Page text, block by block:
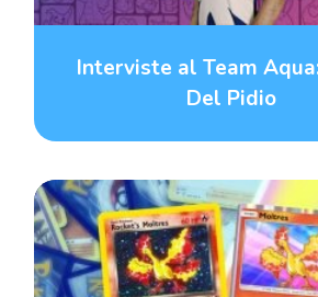
Interviste al Team
Del Pidio